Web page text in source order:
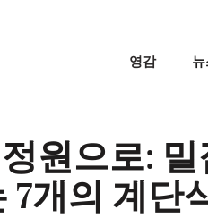
영감
원으로:
개의 계단